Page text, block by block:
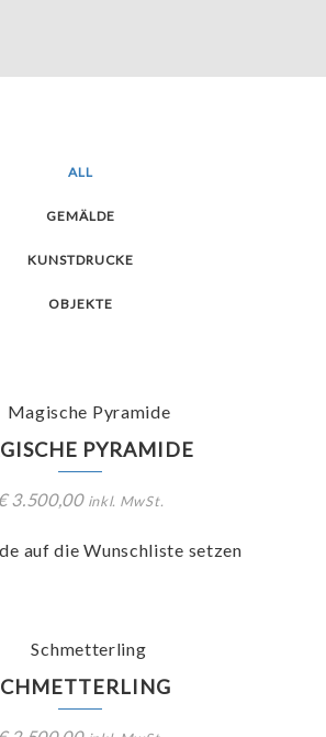
ALL
GEMÄLDE
KUNSTDRUCKE
OBJEKTE
PYRAMIDE
3.500,00 inkl. MwSt.
auf die Wunschliste setzen